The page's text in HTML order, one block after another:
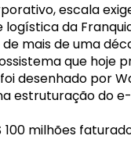
escala
da
mais de uma
que hoje
desenhado por
estruturação do
100 milhões